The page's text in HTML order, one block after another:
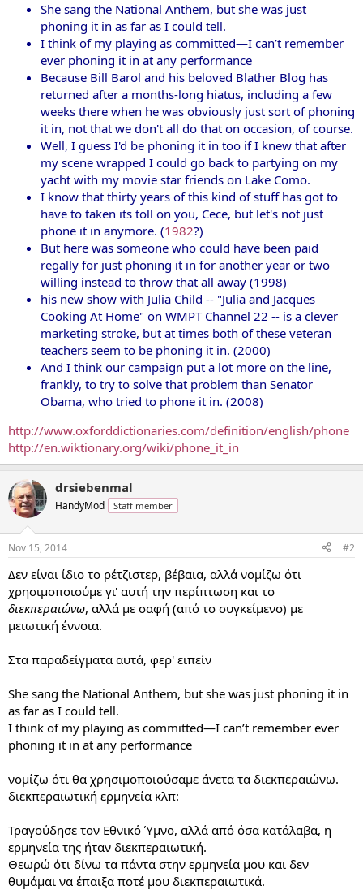
She sang the National Anthem, but she was just
phoning it in as far as I could tell.
I think of my playing as committed—I can’t remember
ever phoning it in at any performance
Because Bill Barol and his beloved Blather Blog has
returned after a months-long hiatus, including a few
weeks there when he was obviously just sort of phoning
it in, not that we don't all do that on occasion, of course.
Well, I guess I'd be phoning it in too if I knew that after
my scene wrapped I could go back to partying on my
yacht with my movie star friends on Lake Como.
I know that thirty years of this kind of stuff has got to
have to taken its toll on you, Cece, but let's not just
phone it in anymore. (1982?)
But here was someone who could have been paid
regally for just phoning it in for another year or two
willing instead to throw that all away (1998)
his new show with Julia Child -- "Julia and Jacques
Cooking At Home" on WMPT Channel 22 -- is a clever
marketing stroke, but at times both of these veteran
teachers seem to be phoning it in. (2000)
And I think our campaign put a lot more on the line,
frankly, to try to solve that problem than Senator
Obama, who tried to phone it in. (2008)
http://www.oxforddictionaries.com/definition/english/phone
http://en.wiktionary.org/wiki/phone_it_in
drsiebenmal
HandyMod Staff member
Nov 15, 2014 #2
Δεν είναι ίδιο το ρέτζιστερ, βέβαια, αλλά νομίζω ότι
χρησιμοποιούμε γι' αυτή την περίπτωση και το
διεκπεραιώνω, αλλά με σαφή (από το συγκείμενο) με
μειωτική έννοια.
Στα παραδείγματα αυτά, φερ' ειπείν
She sang the National Anthem, but she was just phoning it in
as far as I could tell.
I think of my playing as committed—I can’t remember ever
phoning it in at any performance
νομίζω ότι θα χρησιμοποιούσαμε άνετα τα διεκπεραιώνω.
διεκπεραιωτική ερμηνεία κλπ:
Τραγούδησε τον Εθνικό Ύμνο, αλλά από όσα κατάλαβα, η
ερμηνεία της ήταν διεκπεραιωτική.
Θεωρώ ότι δίνω τα πάντα στην ερμηνεία μου και δεν
θυμάμαι να έπαιξα ποτέ μου διεκπεραιωτικά.